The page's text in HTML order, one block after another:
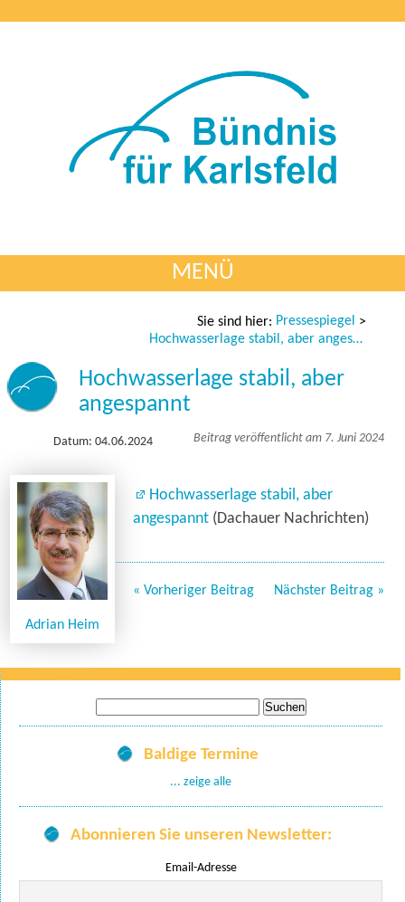
MENÜ
Sie sind hier: Pressespiegel >
Hochwasserlage stabil, aber angespannt
Hochwasserlage stabil, aber
angespannt
Datum: 04.06.2024 Beitrag veröffentlicht am 7. Juni 2024
Adrian Heim
Hochwasserlage stabil, aber
angespannt (Dachauer Nachrichten)
« Vorheriger Beitrag Nächster Beitrag »
nach:
Baldige Termine
... zeige alle
Abonnieren Sie unseren Newsletter:
Email-Adresse